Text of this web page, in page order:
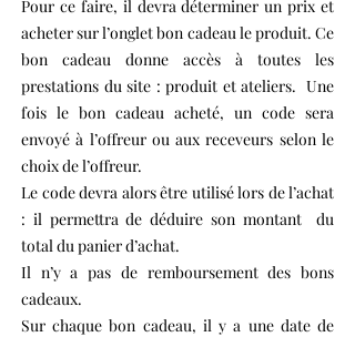
Pour ce faire, il devra déterminer un prix et
acheter sur l’onglet bon cadeau le produit. Ce
bon cadeau donne accès à toutes les
prestations du site : produit et ateliers. Une
fois le bon cadeau acheté, un code sera
envoyé à l’offreur ou aux receveurs selon le
choix de l’offreur.
Le code devra alors être utilisé lors de l’achat
: il permettra de déduire son montant du
total du panier d’achat.
Il n’y a pas de remboursement des bons
cadeaux.
Sur chaque bon cadeau, il y a une date de